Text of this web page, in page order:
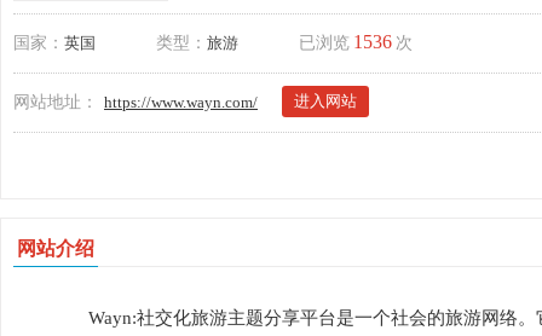
国家： 英国 类型： 旅游 已浏览 1536 次
网站地址： https://www.wayn.com/ 进入网站
网站介绍
Wayn:社交化旅游主题分享平台是一个社会的旅游网络。